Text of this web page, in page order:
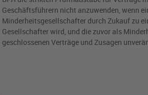
Geschäftsführern nicht anzuwenden, wenn
Minderheitsgesellschafter durch Zukauf zu
Gesellschafter wird, und die zuvor als
geschlossenen Verträge und Zusagen